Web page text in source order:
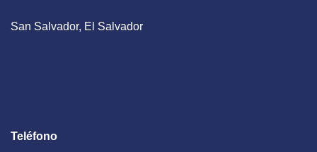
San Salvador, El Salvador
Teléfono